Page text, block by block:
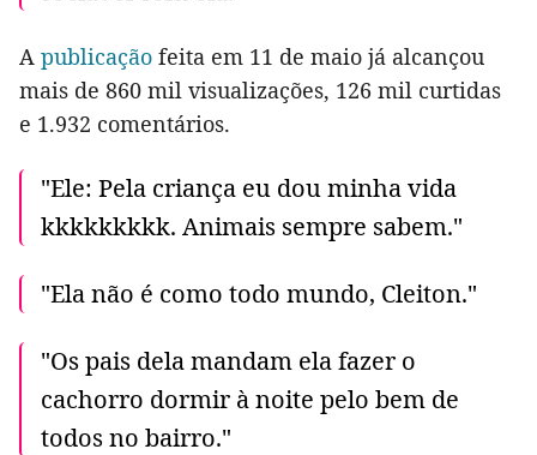
A publicação feita em 11 de maio já alcançou
mais de 860 mil visualizações, 126 mil curtidas
e 1.932 comentários.
"Ele: Pela criança eu dou minha vida
kkkkkkkkk. Animais sempre sabem."
"Ela não é como todo mundo, Cleiton."
"Os pais dela mandam ela fazer o
cachorro dormir à noite pelo bem de
todos no bairro."